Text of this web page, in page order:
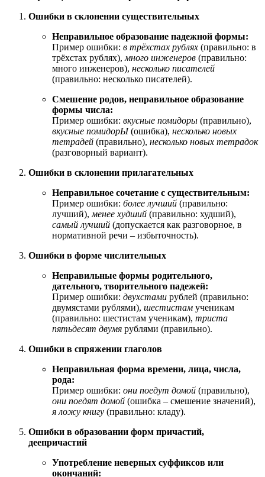
Ошибки в склонении существительных
Неправильное образование падежной формы:
Пример ошибки: в трёхстах рублях (правильно: в
трёхстах рублях), много инженеров (правильно:
много инженеров), несколько писателей
(правильно: несколько писателей).
Смешение родов, неправильное образование
формы числа:
Пример ошибки: вкусные помидоры (правильно),
вкусные помидорЫ(ошибка), несколько новых
тетрадей (правильно), несколько новых тетрадок
(разговорный вариант).
Ошибки в склонении прилагательных
Неправильное сочетание с существительным:
Пример ошибки: более лучший (правильно:
лучший), менее худший (правильно: худший),
самый лучший (допускается как разговорное, в
нормативной речи – избыточность).
Ошибки в форме числительных
Неправильные формы родительного,
дательного, творительного падежей:
Пример ошибки: двухстами рублей (правильно:
двумястами рублями), шестистам ученикам
(правильно: шестистам ученикам), триста
пятьдесят двумя рублями (правильно).
Ошибки в спряжении глаголов
Неправильная форма времени, лица, числа,
рода:
Пример ошибки: они поедут домой (правильно),
они поедят домой (ошибка – смешение значений),
я ложу книгу (правильно: кладу).
Ошибки в образовании форм причастий,
деепричастий
Употребление неверных суффиксов или
окончаний: